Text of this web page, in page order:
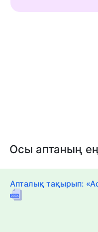
Осы аптаның
Апталық тақырып: